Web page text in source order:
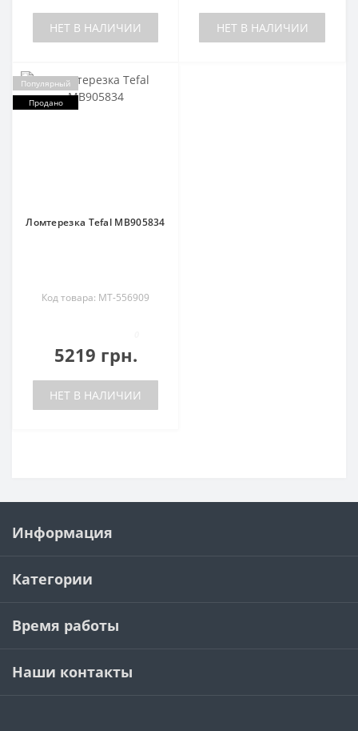
НЕТ В НАЛИЧИИ НЕТ В НАЛИЧИИ
Популярный
Продано
Ломтерезка Tefal MB905834
Код товара: MT-556909
5219 грн.
НЕТ В НАЛИЧИИ
Информация
Категории
Время работы
Наши контакты